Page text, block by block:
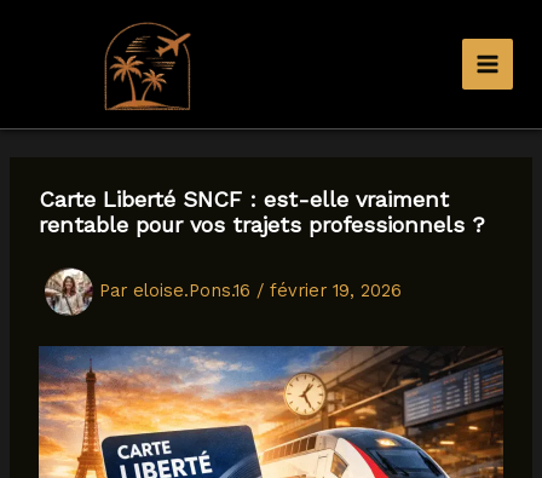
Aller
contenuCarte Liberté SNCF : est-elle vraiment
rentable pour vos trajets professionnels ?
Par eloise.Pons.16 / février 19, 2026